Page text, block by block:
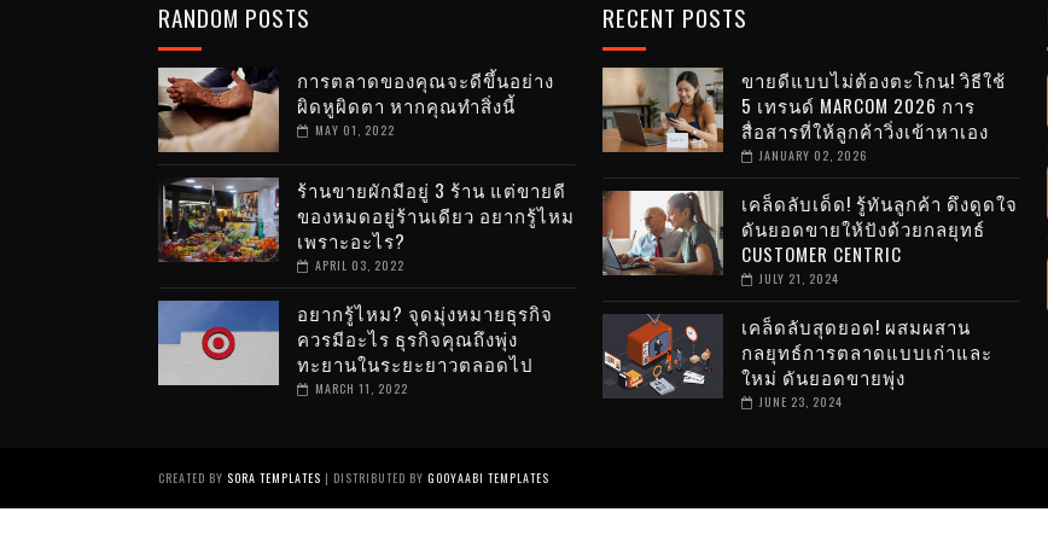
RANDOM POSTS
การตลาดของคุณจะดีขึ้นอย่าง
ผิดหูผิดตา หากคุณทำสิ่งนี้
MAY 01, 2022
ร้านขายผักมีอยู่ 3 ร้าน แต่ขายดี
ของหมดอยู่ร้านเดียว อยากรู้ไหม
เพราะอะไร?
APRIL 03, 2022
อยากรู้ไหม? จุดมุ่งหมายธุรกิจ
ควรมีอะไร ธุรกิจคุณถึงพุ่ง
ทะยานในระยะยาวตลอดไป
MARCH 11, 2022
RECENT POSTS
ขายดีแบบไม่ต้องตะโกน! วิธีใช้
5 เทรนด์ MARCOM 2026 การ
สื่อสารที่ให้ลูกค้าวิ่งเข้าหาเอง
JANUARY 02, 2026
เคล็ดลับเด็ด! รู้ทันลูกค้า ดึงดูดใจ
ดันยอดขายให้ปังด้วยกลยุทธ์
CUSTOMER CENTRIC
JULY 21, 2024
เคล็ดลับสุดยอด! ผสมผสาน
กลยุทธ์การตลาดแบบเก่าและ
ใหม่ ดันยอดขายพุ่ง
JUNE 23, 2024
CREATED BY SORA TEMPLATES | DISTRIBUTED BY GOOYAABI TEMPLATES